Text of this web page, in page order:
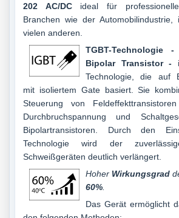
202 AC/DCideal für
Branchen wie der Automobilindustrie,
vielen anderen.
TGBT-Technologie-
Bipolar Transistor -
Technologie, die auf
mit isoliertem Gate basiert. Sie
Steuerung von
Durchbruchspannung und
Bipolartransistoren. Durch den
Technologie wird der
Schweißgeräten deutlich verlängert.
Hoher Wirkungsgrad
60%.
Das Gerät ermöglicht